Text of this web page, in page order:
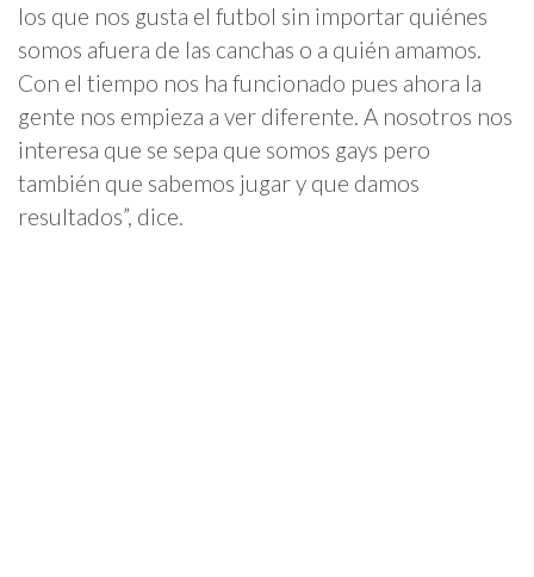
los que nos gusta el futbol sin importar quiénes
somos afuera de las canchas o a quién amamos.
Con el tiempo nos ha funcionado pues ahora la
gente nos empieza a ver diferente. A nosotros nos
interesa que se sepa que somos gays pero
también que sabemos jugar y que damos
resultados”, dice.